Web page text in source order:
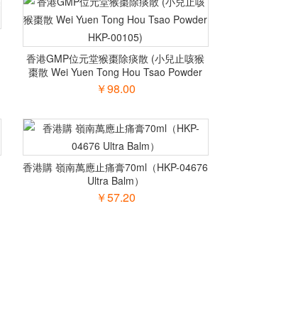
香港GMP位元堂猴棗除痰散 (小兒止咳猴
棗散 Wei Yuen Tong Hou Tsao Powder
HKP-00105)
￥98.00
香港購 嶺南萬應止痛膏70ml（HKP-04676
Ultra Balm）
￥57.20